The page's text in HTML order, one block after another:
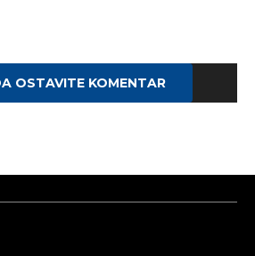
OSTAVITE KOMENTAR